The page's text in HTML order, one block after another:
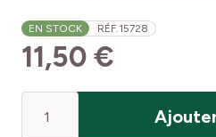
EN STOCK RÉF.15728
11,50 €